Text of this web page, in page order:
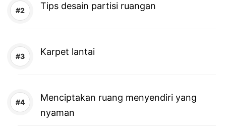
Tips desain partisi ruangan
Karpet lantai
Menciptakan ruang menyendiri yang
nyaman